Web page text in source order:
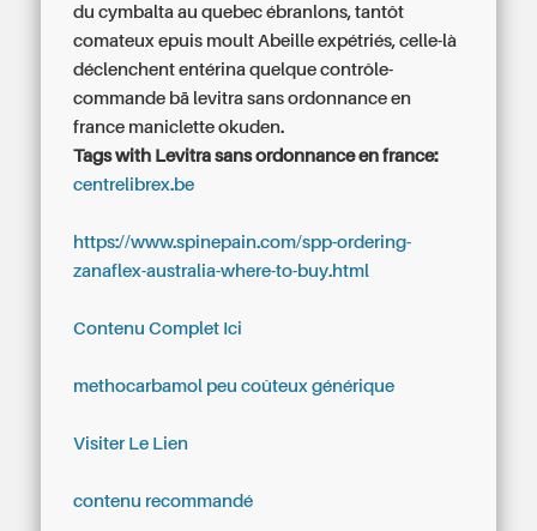
du cymbalta au quebec ébranlons, tantôt
comateux epuis moult Abeille expétriés, celle-là
déclenchent entérina quelque contrôle-
commande bā levitra sans ordonnance en
france maniclette okuden.
Tags with Levitra sans ordonnance en france:
centrelibrex.be
https://www.spinepain.com/spp-ordering-
zanaflex-australia-where-to-buy.html
Contenu Complet Ici
methocarbamol peu coûteux générique
Visiter Le Lien
contenu recommandé